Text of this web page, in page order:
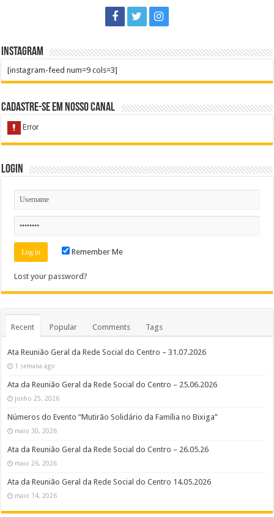
Instagram
[instagram-feed num=9 cols=3]
Cadastre-se em nosso Canal
Login
Remember Me
Lost your password?
Recent Popular Comments Tags
Ata Reunião Geral da Rede Social do Centro – 31.07.2026
1 semana ago
Ata da Reunião Geral da Rede Social do Centro – 25.06.2026
junho 25, 2026
Números do Evento “Mutirão Solidário da Família no Bixiga”
maio 30, 2026
Ata da Reunião Geral da Rede Social do Centro – 26.05.26
maio 26, 2026
Ata da Reunião Geral da Rede Social do Centro 14.05.2026
maio 14, 2026